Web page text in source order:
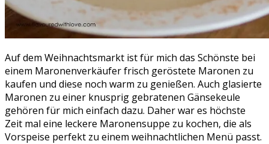
Auf dem Weihnachtsmarkt ist für mich das Schönste bei
einem Maronenverkäufer frisch geröstete Maronen zu
kaufen und diese noch warm zu genießen. Auch glasierte
Maronen zu einer knusprig gebratenen Gänsekeule
gehören für mich einfach dazu. Daher war es höchste
Zeit mal eine leckere Maronensuppe zu kochen, die als
Vorspeise perfekt zu einem weihnachtlichen Menü passt.